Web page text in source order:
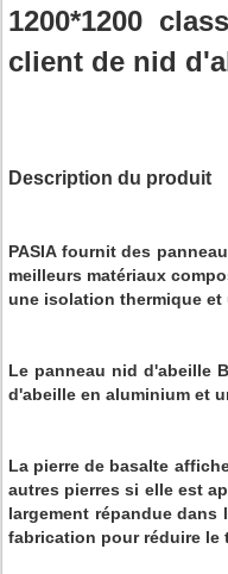
1200*1200
client de nid
Description du produit
PASIA fournit des
meilleurs matériaux
une isolation thermique et
Le panneau nid d'abeille
d'abeille en aluminium et
La pierre de basalte
autres pierres si elle est
largement répandue dans
fabrication pour réduire le